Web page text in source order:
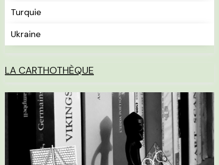
Turquie
Ukraine
LA CARTHOTHÈQUE